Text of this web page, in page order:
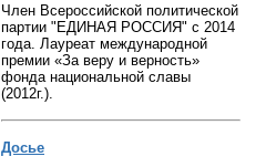
Член Всероссийской политической
партии "ЕДИНАЯ РОССИЯ" с 2014
года. Лауреат международной
премии «За веру и верность»
фонда национальной славы
(2012г.).
Досье